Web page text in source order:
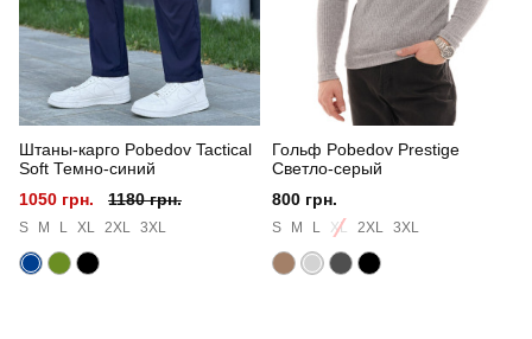
Країна - виробник україна
Штаны-карго Pobedov Tactical
Soft Темно-синий
1050 грн.
1180 грн.
S M L XL 2XL 3XL
Гольф Pobedov Prestige
Светло-серый
800 грн.
S M L XL 2XL 3XL